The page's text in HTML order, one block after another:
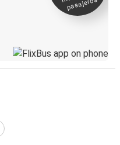
pasajeros